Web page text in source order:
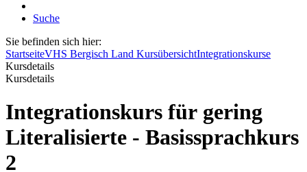
Suche
Sie befinden sich hier:
StartseiteVHS Bergisch Land KursübersichtIntegrationskurse
Kursdetails
Kursdetails
Integrationskurs für gering
Literalisierte - Basissprachkurs
2